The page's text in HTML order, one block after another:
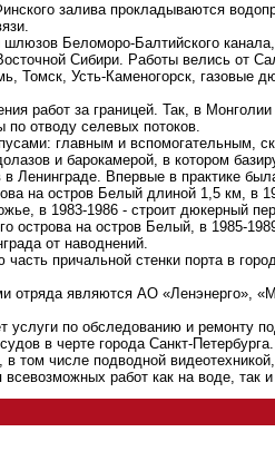
залива прокладываются
Беломоро-Балтийского
Сибири. Работы велись от
Томск, Усть-Каменогорск, газовые
работ за границей. Так, в
по отводу селевых потоков.
главным и вспомогательным,
и барокамерой, в котором
Ленинграде. Впервые в практике
на остров Белый длиной 1,5 км, в
в 1983-1986 - строит дюкерный
острова на остров Белый, в 1985-
от наводнений.
причальной стенки порта в
отряда являются АО «Ленэнерго»,
услуги по обследованию и ремонту
в черте города Санкт-Петербурга.
числе подводной
работ как на воде, так